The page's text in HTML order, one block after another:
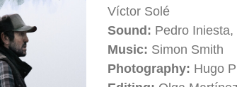
Víctor Solé
Sound: Pedro
Music: Simon Smith
Photography: Hugo